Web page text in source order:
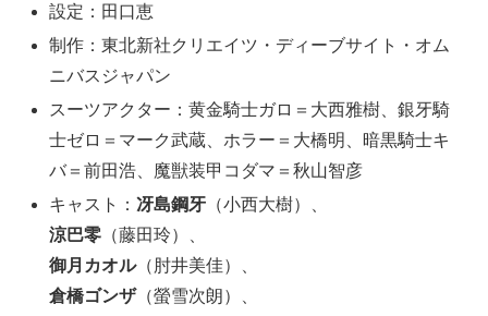
設定：田口恵
制作：東北新社クリエイツ・ディーブサイト・オム
ニバスジャパン
スーツアクター：黄金騎士ガロ＝大西雅樹、銀牙騎
士ゼロ＝マーク武蔵、ホラー＝大橋明、暗黒騎士キ
バ＝前田浩、魔獣装甲コダマ＝秋山智彦
キャスト：冴島鋼牙 （小西大樹）、
涼巴零 （藤田玲）、
御月カオル（肘井美佳）、
倉橋ゴンザ（螢雪次朗）、